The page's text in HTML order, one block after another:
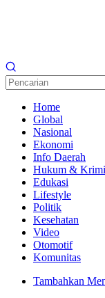
Home
Global
Nasional
Ekonomi
Info Daerah
Hukum &
Edukasi
Lifestyle
Politik
Kesehatan
Video
Otomotif
Komunitas
Tambahkan